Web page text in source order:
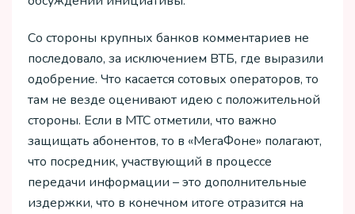
Со стороны крупных банков комментариев не
последовало, за исключением ВТБ, где выразили
одобрение. Что касается сотовых операторов, то
там не везде оценивают идею с положительной
стороны. Если в МТС отметили, что важно
защищать абонентов, то в «МегаФоне» полагают,
что посредник, участвующий в процессе
передачи информации – это дополнительные
издержки, что в конечном итоге отразится на